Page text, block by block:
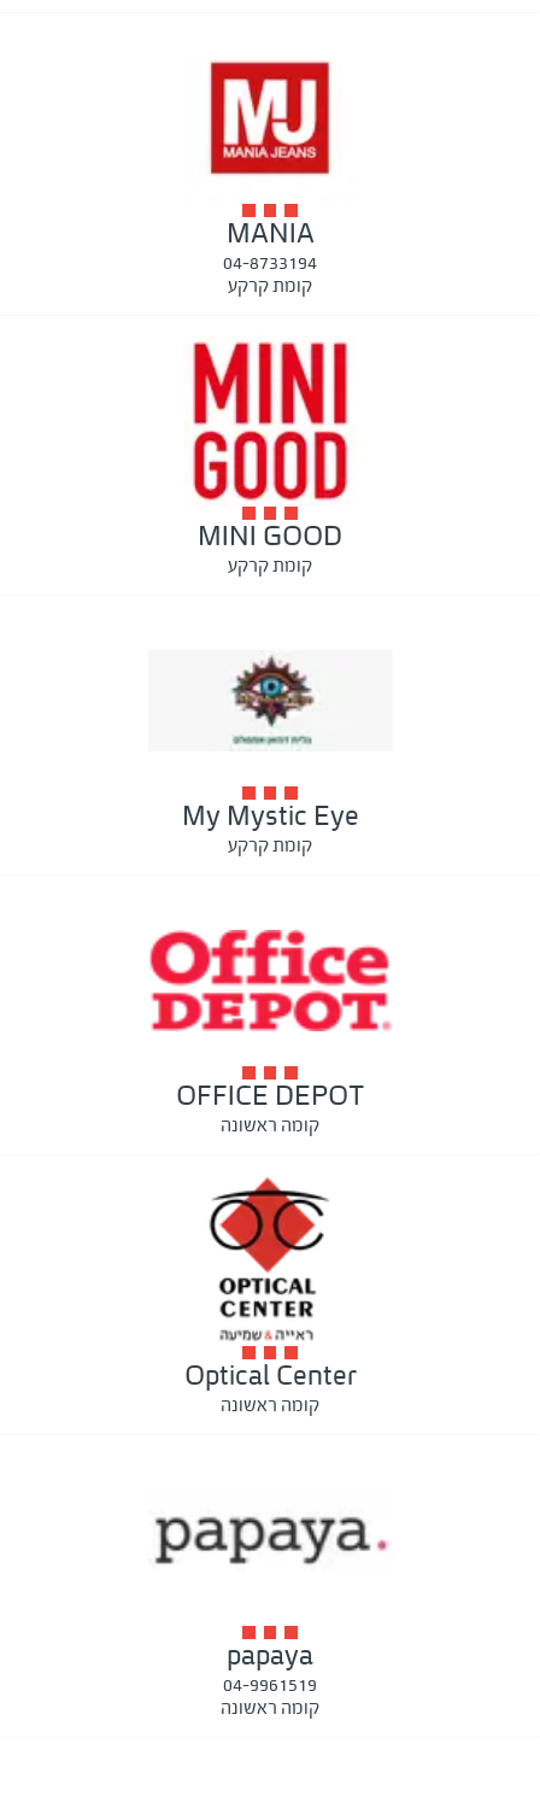
MANIA
04-8733194
קומת קרקע
MINI GOOD
קומת קרקע
My Mystic Eye
קומת קרקע
OFFICE DEPOT
קומה ראשונה
Optical Center
קומה ראשונה
papaya
04-9961519
קומה ראשונה